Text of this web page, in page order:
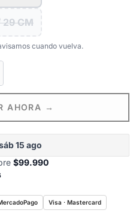
29 CM
cuando vuelva.
AHORA →
15 ago
$99.990
Visa · Mastercard